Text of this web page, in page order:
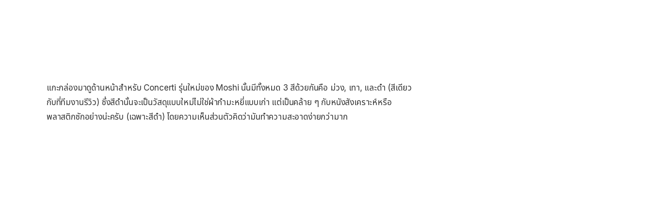
แกะกล่องมาดูด้านหน้าสำหรับ Concerti รุ่นใหม่ของ Moshi นั้นมีทั้งหมด 3 สีด้วยกันคือ ม่วง, เทา, และดำ (สีเดียว
กับที่ทีมงานรีวิว) ซึ่งสีดำนั้นจะเป็นวัสดุแบบใหม่ไม่ใช่ผ้ากำมะหยี่แบบเก่า แต่เป็นคล้าย ๆ กับหนังสังเคราะห์หรือ
พลาสติกซักอย่างน่ะครับ (เฉพาะสีดำ) โดยความเห็นส่วนตัวคิดว่ามันทำความสะอาดง่ายกว่ามาก